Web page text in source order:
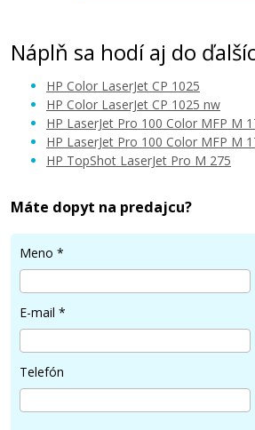
24,90 €
Pridať do košíka
CE314A
Kompatibilní fotoválec
Náplň sa hodí aj do
HP Color LaserJet CP 1025
HP Color LaserJet CP 1025 nw
HP LaserJet Pro 100 Color MFP M
HP LaserJet Pro 100 Color MFP M
HP TopShot LaserJet Pro M 275
Máte dopyt na predajcu?
Meno *
E-mail *
Telefón